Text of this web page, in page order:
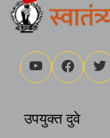
उपयुक्त दुवे